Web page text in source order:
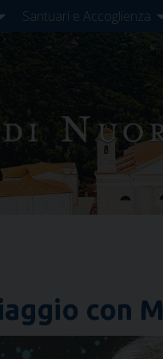
Santuari e Accoglienza
con